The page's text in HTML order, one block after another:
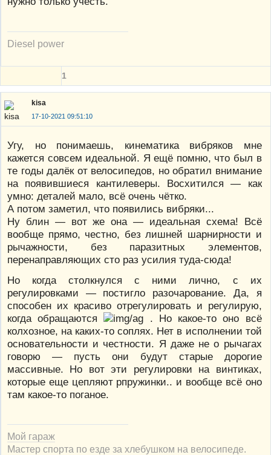
Diesel power
1
kisa
17-10-2021 09:51:10
Угу, но понимаешь, кинематика вибряков мне
кажется совсем идеальной. Я ещё помню, что был в
те годы далёк от велосипедов, но обратил внимание
на появившиеся кантилеверы. Восхитился — как
умно: деталей мало, всё очень чётко.
А потом заметил, что появились вибряки...
Ну блин — вот же она — идеальная схема! Всё
вообще прямо, честно, без лишней шарнирности и
рычажности, без паразитных элементов,
перенаправляющих сто раз усилия туда-сюда!
Но когда столкнулся с ними лично, с их
регулировками — постигло разочарование. Да, я
способен их красиво отрегулировать и регулирую,
когда обращаются
. Но какое-то оно всё
колхозное, на каких-то соплях. Нет в исполнении той
основательности и честности. Я даже не о рычагах
говорю — пусть они будут старые дорогие
массивные. Но вот эти регулировки на винтиках,
которые еще цепляют рпружинки.. и вообще всё оно
там какое-то поганое.
Мой гараж
Мастер спорта по езде за хлебушком на велосипеде.